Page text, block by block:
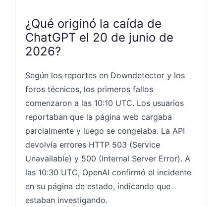
¿Qué originó la caída de
ChatGPT el 20 de junio de
2026?
Según los reportes en Downdetector y los
foros técnicos, los primeros fallos
comenzaron a las 10:10 UTC. Los usuarios
reportaban que la página web cargaba
parcialmente y luego se congelaba. La API
devolvía errores HTTP 503 (Service
Unavailable) y 500 (Internal Server Error). A
las 10:30 UTC, OpenAI confirmó el incidente
en su página de estado, indicando que
estaban investigando.